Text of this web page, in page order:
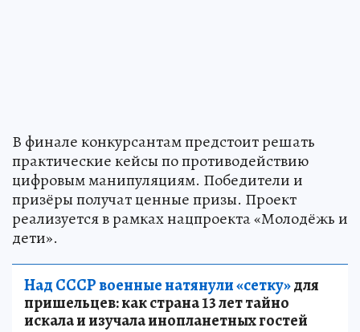
В финале конкурсантам предстоит решать
практические кейсы по противодействию
цифровым манипуляциям. Победители и
призёры получат ценные призы. Проект
реализуется в рамках нацпроекта «Молодёжь и
дети».
Над СССР военные натянули «сетку»для
пришельцев: как страна 13 лет тайно
искала и изучала инопланетных гостей